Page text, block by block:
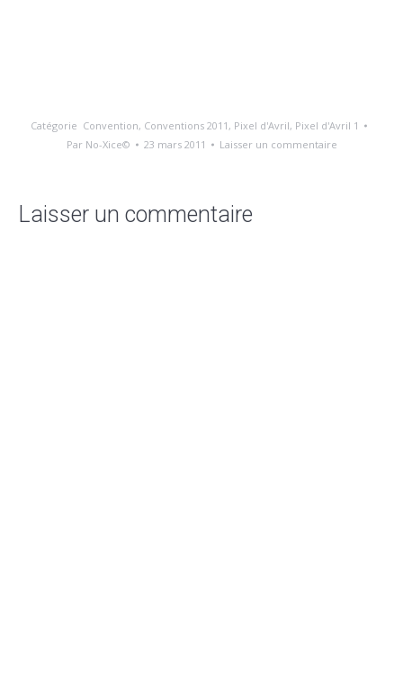
Catégorie Convention, Conventions 2011 , Pixel d'Avril, Pixel d'Avril 1
Par No-Xice© 23 mars 2011 Laisser un commentaire
Laisser un commentaire